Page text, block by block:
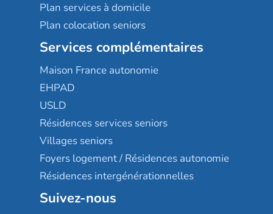
Plan services à domicile
Plan colocation seniors
Services complémentaires
Maison France autonomie
EHPAD
USLD
Résidences services seniors
Villages seniors
Foyers logement / Résidences autonomie
Résidences intergénérationnelles
Suivez-nous